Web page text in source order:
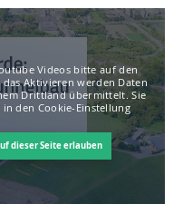
Videos bitte auf den
Aktivieren werden Daten
Drittland übermittelt. Sie
den Cookie-Einstellung
dieser Seite erlauben